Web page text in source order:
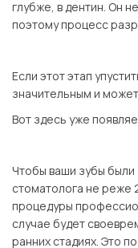
глубже, в дентин. Он
поэтому процесс
Если этот этап
значительным и
Вот здесь уже
Чтобы ваши зубы
стоматолога не реже
процедуры
случае будет
ранних стадиях. Это